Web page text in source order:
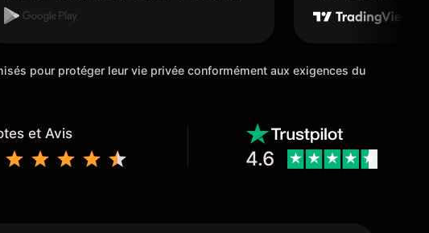
sont super accueillants et nous
mis en place
pour protéger leur vie privée conformément aux exigences du
et Avis
4.6